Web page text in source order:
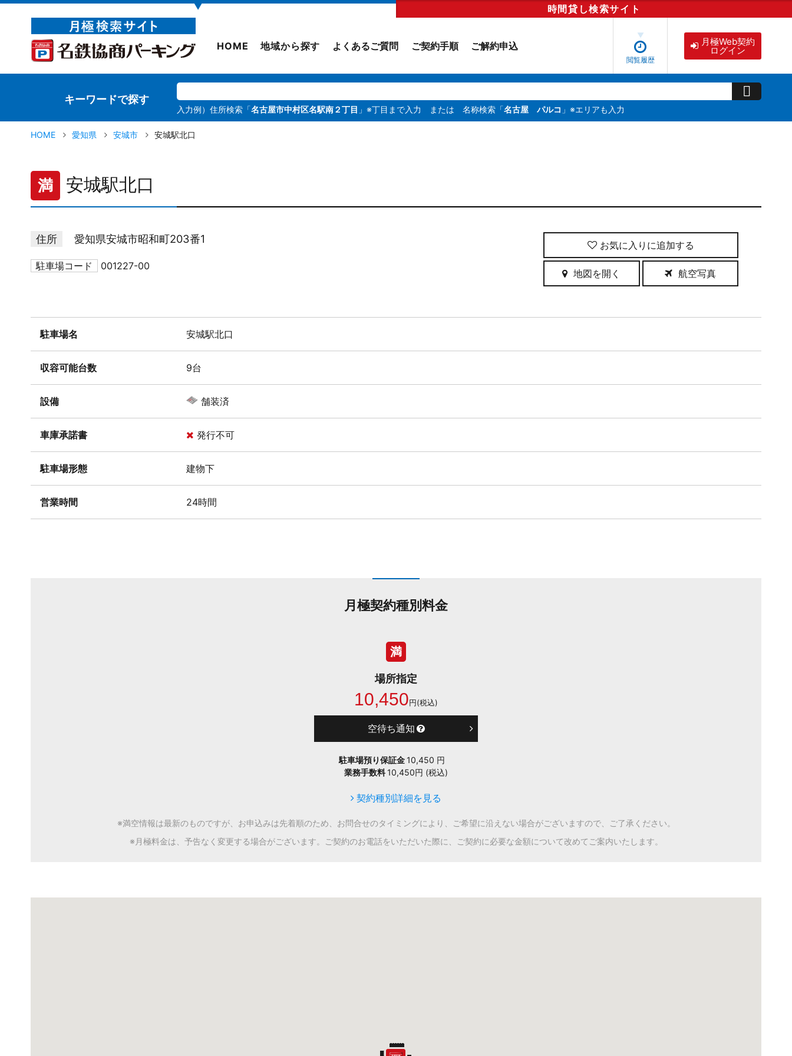
▼ 時間貸し検索サイト
HOME 地域から探す よくあるご質問 ご契約手順 ご解約申込
閲覧履歴
月極Web契約
ログイン
キーワードで探す
入力例）住所検索「名古屋市中村区名駅南２丁目 」※丁目まで入力 または 名称検索「名古屋 パルコ 」※エリアも入力
HOME 愛知県 安城市 安城駅北口
満 安城駅北口
住所 愛知県安城市昭和町203番1
駐車場コード 001227-00
お気に入りに追加
地図を開く 航空写真
駐車場名 安城駅北口
収容可能台数 9台
設備 舗装済
車庫承諾書 発行不可
駐車場形態 建物下
営業時間 24時間
月極契約種別料金
満
場所指定
10,450円(税込)
空待ち通知
駐車場預り保証金 10,450 円
業務手数料 10,450円 (税込)
契約種別詳細を見る
※満空情報は最新のものですが、お申込みは先着順のため、お問合せのタイミングにより、ご希望に沿えない場合がございますので、ご了承ください。
※月極料金は、予告なく変更する場合がございます。ご契約のお電話をいただいた際に、ご契約に必要な金額について改めてご案内いたします。